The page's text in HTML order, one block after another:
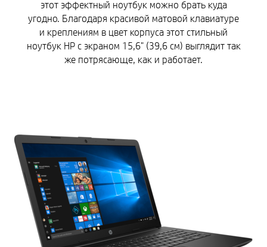
этот эффектный ноутбук можно брать куда
угодно. Благодаря красивой матовой клавиатуре
и креплениям в цвет корпуса этот стильный
ноутбук HP с экраном 15,6" (39,6 см) выглядит так
же потрясающе, как и работает.